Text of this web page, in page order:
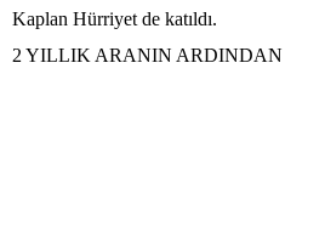
Kaplan Hürriyet de katıldı.
2 YILLIK ARANIN ARDINDAN